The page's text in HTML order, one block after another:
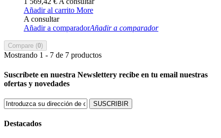
Añadir al carrito More
A consultar
Añadir a comparadorAñadir a comparador
Compare (0)
Mostrando 1 - 7 de 7 productos
Suscríbete en nuestra Newslettery recibe en tu email nuestras
ofertas y novedades
SUSCRIBIR
Destacados